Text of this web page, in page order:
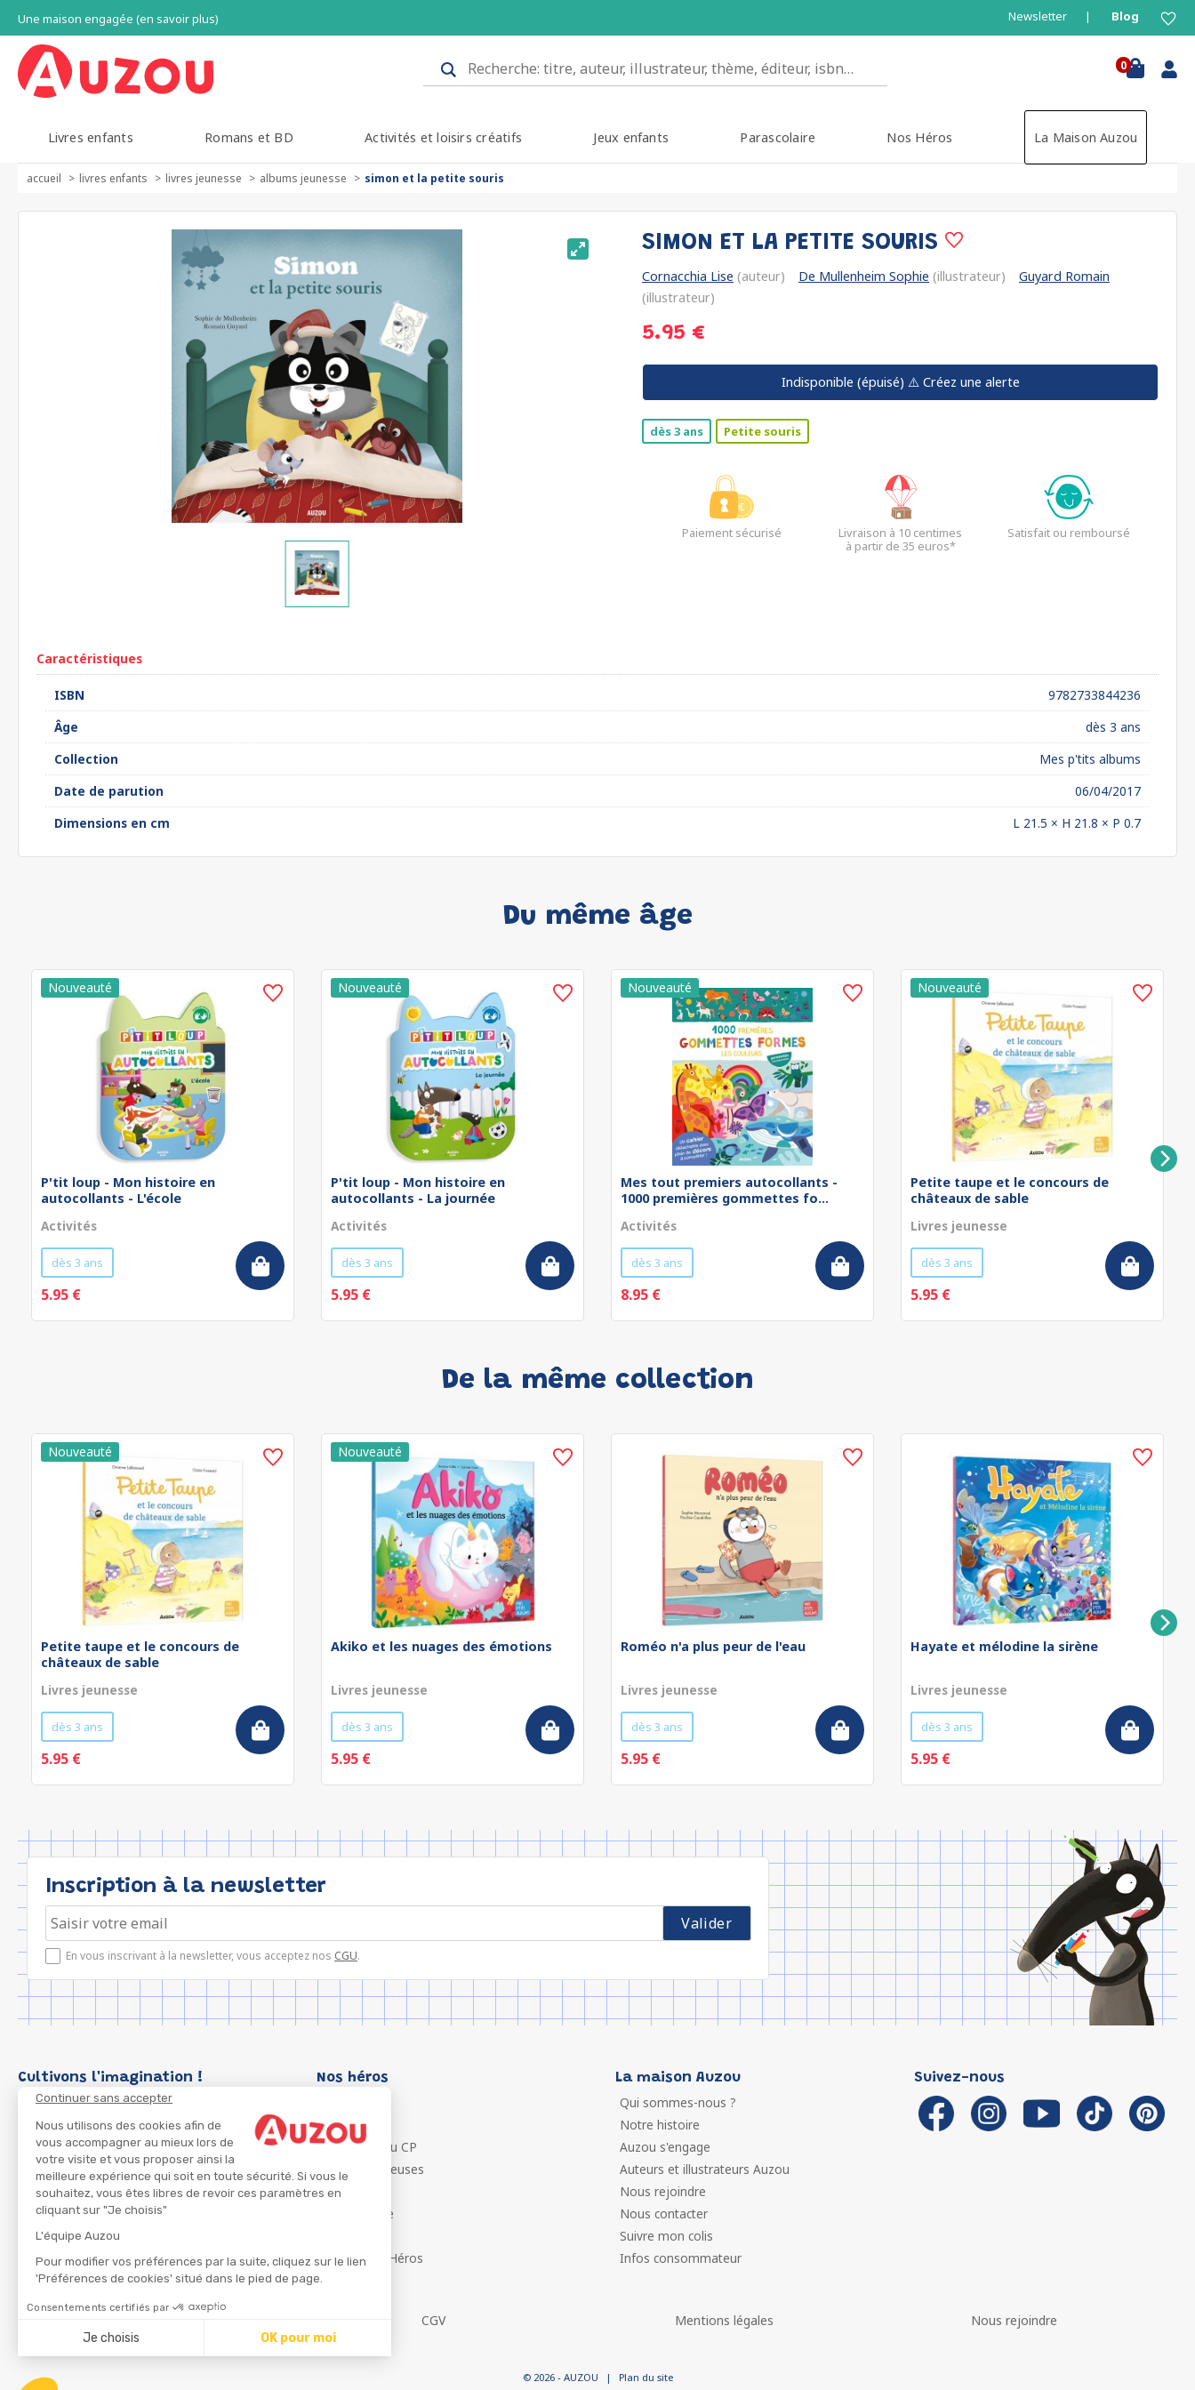
Continuer sans accepter
Nous utilisons des cookies afin de
vous accompagner au mieux lors de
votre visite et vous proposer ainsi la
meilleure expérience qui soit en toute sécurité. Si vous le
souhaitez, vous êtes libres de revoir ces paramètres en
cliquant sur "Je choisis"
L'équipe Auzou
Pour modifier vos préférences par la suite, cliquez sur le lien
'Préférences de cookies' situé dans le pied de page.
Consentements certifiés par
Je choisis OK pour moi
Une maison engagée (en savoir plus) Newsletter Blog
0
Livres enfants Romans et BD Activités et loisirs créatifs Jeux enfants Parascolaire Nos Héros La Maison Auzou
accueil livres enfants livres jeunesse albums jeunesse simon et la petite souris
SIMON ET LA PETITE SOURIS
Cornacchia Lise (auteur) De Mullenheim Sophie (illustrateur)
Guyard Romain
(illustrateur)
5.95 €
Indisponible (épuisé) ⚠️ Créez une alerte
dès 3 ans Petite souris
Paiement sécurisé
Livraison à 10 centimes
à partir de 35 euros*
Satisfait ou remboursé
Caractéristiques
ISBN
9782733844236
Âge
dès 3 ans
Collection
Mes p'tits albums
Date de parution
06/04/2017
Dimensions en cm
L 21.5 × H 21.8 × P 0.7
Du même âge
P'tit loup - Mon histoire en
autocollants - L'école
Activités
dès 3 ans
5.95 €
P'tit loup - Mon histoire en
autocollants - La journée
Activités
dès 3 ans
5.95 €
Mes tout premiers autocollants -
1000 premières gommettes fo...
Activités
dès 3 ans
8.95 €
Petite taupe et le concours de
châteaux de sable
Livres jeunesse
dès 3 ans
5.95 €
De la même collection
Petite taupe et le concours de
châteaux de sable
Livres jeunesse
dès 3 ans
5.95 €
Akiko et les nuages des émotions
Livres jeunesse
dès 3 ans
5.95 €
Roméo n'a plus peur de l'eau
Livres jeunesse
dès 3 ans
5.95 €
Hayate et mélodine la sirène
Livres jeunesse
dès 3 ans
5.95 €
Inscription à la newsletter
En vous inscrivant à la newsletter, vous acceptez nos CGU.
Cultivons l'imagination ! Nos héros
P'tit Loup
Les Héros du CP
Les Influenceuses
Migali
Petite Taupe
Ma Boîte à Héros
La maison Auzou
Qui sommes-nous ?
Notre histoire
Auzou s'engage
Auteurs et illustrateurs Auzou
Nous rejoindre
Nous contacter
Suivre mon colis
Infos consommateur
Suivez-nous
CGV Mentions légales Nous rejoindre
© 2026 - AUZOU | Plan du site